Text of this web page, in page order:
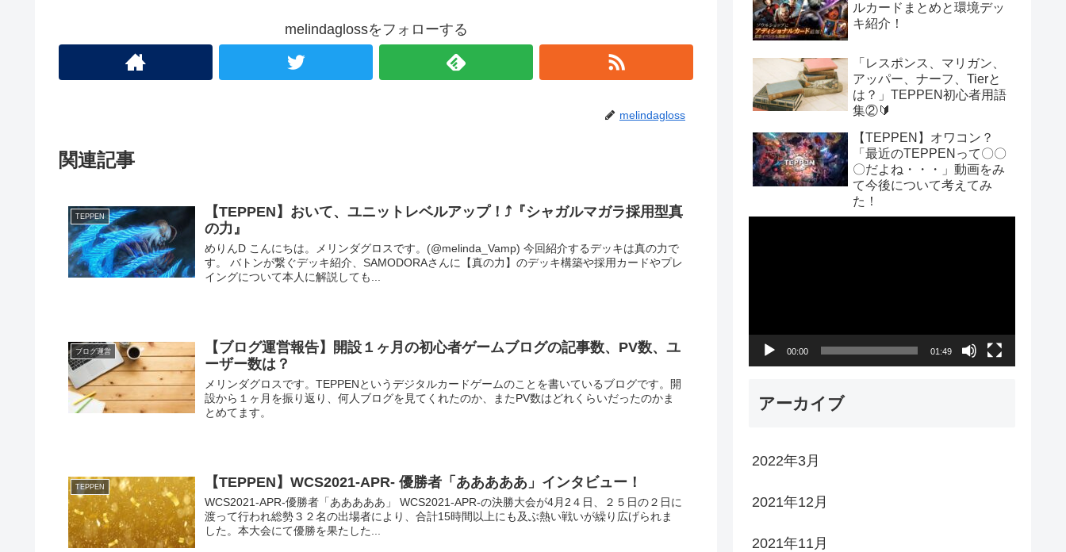
melindaglossをフォローする
melindagloss
関連記事
TEPPEN
【TEPPEN】おいて、ユニットレベルアップ！⤴️『シャガルマガラ採用型真
の力』
めりんD こんにちは。メリンダグロスです。(@melinda_Vamp) 今回紹介するデッキは真の力で
す。 バトンが繋ぐデッキ紹介、SAMODORAさんに【真の力】のデッキ構築や採用カードやプレ
イングについて本人に解説しても...
ブログ運営
【ブログ運営報告】開設１ヶ月の初心者ゲームブログの記事数、PV数、ユ
ーザー数は？
メリンダグロスです。TEPPENというデジタルカードゲームのことを書いているブログです。開
設から１ヶ月を振り返り、何人ブログを見てくれたのか、またPV数はどれくらいだったのかま
とめてます。
TEPPEN 【TEPPEN】WCS2021-APR- 優勝者「あああああ」インタビュー！
WCS2021-APR-優勝者「あああああ」 WCS2021-APR-の決勝大会が4月2４日、２５日の２日に
渡って行われ総勢３２名の出場者により、合計15時間以上にも及ぶ熱い戦いが繰り広げられま
した。本大会にて優勝を果たした...
ルカードまとめと環境デッ
キ紹介！
「レスポンス、マリガン、
アッパー、ナーフ、Tierと
は？」TEPPEN初心者用語
集②🔰
【TEPPEN】オワコン？
「最近のTEPPENって〇〇
〇だよね・・・」動画をみ
て今後について考えてみ
た！
00:00 01:49
アーカイブ
2022年3月
2021年12月
2021年11月